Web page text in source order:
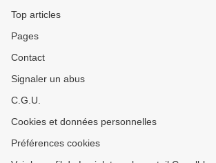
Top articles
Pages
Contact
Signaler un abus
C.G.U.
Cookies et données personnelles
Préférences cookies